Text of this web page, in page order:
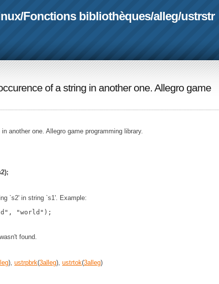
/Fonctions bibliothèques/alleg/ustrstr
of a string in another one. Allegro game
another one. Allegro game programming library.
`s2' in string `s1'. Example:
found.
), ustrpbrk(3alleg), ustrtok(3alleg)